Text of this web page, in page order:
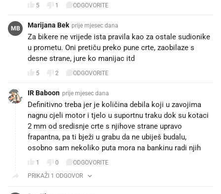
5 1 ODGOVORITE
MB Marijana Bek prije mjesec dana
Za bikere ne vrijede ista pravila kao za ostale sudionike
u prometu. Oni pretiču preko pune crte, zaobilaze s
desne strane, jure ko manijac itd
5 2 ODGOVORITE
IR Baboon prije mjesec dana
Definitivno treba jer je količina debila koji u zavojima
nagnu cjeli motor i tjelo u suportnu traku dok su kotaci
2 mm od sredisnje crte s njihove strane upravo
frapantna, pa ti bježi u grabu da ne ubiješ budalu,
osobno sam nekoliko puta mora na bankinu radi njih
1 0
ODGOVORITE
PRIKAŽI 1 ODGOVOR